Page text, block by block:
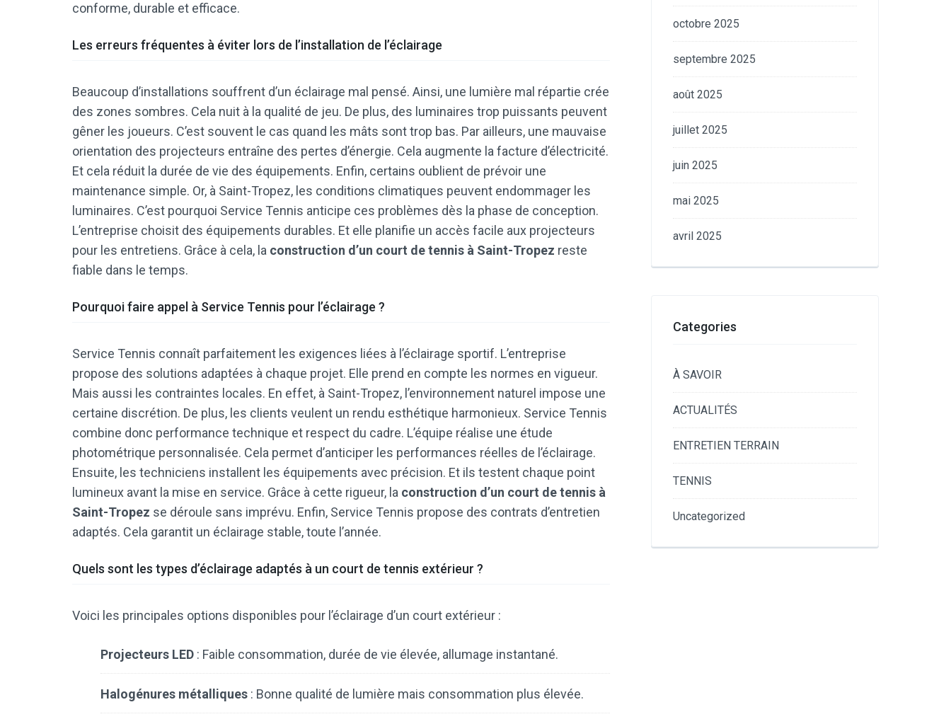
conforme, durable et efficace.
Les erreurs fréquentes à éviter lors de l’installation de l’éclairage
Beaucoup d’installations souffrent d’un éclairage mal pensé. Ainsi, une lumière mal répartie crée
des zones sombres. Cela nuit à la qualité de jeu. De plus, des luminaires trop puissants peuvent
gêner les joueurs. C’est souvent le cas quand les mâts sont trop bas. Par ailleurs, une mauvaise
orientation des projecteurs entraîne des pertes d’énergie. Cela augmente la facture d’électricité.
Et cela réduit la durée de vie des équipements. Enfin, certains oublient de prévoir une
maintenance simple. Or, à Saint-Tropez, les conditions climatiques peuvent endommager les
luminaires. C’est pourquoi Service Tennis anticipe ces problèmes dès la phase de conception.
L’entreprise choisit des équipements durables. Et elle planifie un accès facile aux projecteurs
pour les entretiens. Grâce à cela, la construction d’un court de tennis à Saint-Tropez reste
fiable dans le temps.
Pourquoi faire appel à Service Tennis pour l’éclairage ?
Service Tennis connaît parfaitement les exigences liées à l’éclairage sportif. L’entreprise
propose des solutions adaptées à chaque projet. Elle prend en compte les normes en vigueur.
Mais aussi les contraintes locales. En effet, à Saint-Tropez, l’environnement naturel impose une
certaine discrétion. De plus, les clients veulent un rendu esthétique harmonieux. Service Tennis
combine donc performance technique et respect du cadre. L’équipe réalise une étude
photométrique personnalisée. Cela permet d’anticiper les performances réelles de l’éclairage.
Ensuite, les techniciens installent les équipements avec précision. Et ils testent chaque point
lumineux avant la mise en service. Grâce à cette rigueur, la construction d’un court de tennis à
Saint-Tropez se déroule sans imprévu. Enfin, Service Tennis propose des contrats d’entretien
adaptés. Cela garantit un éclairage stable, toute l’année.
Quels sont les types d’éclairage adaptés à un court de tennis extérieur ?
Voici les principales options disponibles pour l’éclairage d’un court extérieur :
Projecteurs LED : Faible consommation, durée de vie élevée, allumage instantané.
Halogénures métalliques : Bonne qualité de lumière mais consommation plus élevée.
octobre 2025
septembre 2025
août 2025
juillet 2025
juin 2025
mai 2025
avril 2025
Categories
À SAVOIR
ACTUALITÉS
ENTRETIEN TERRAIN
TENNIS
Uncategorized